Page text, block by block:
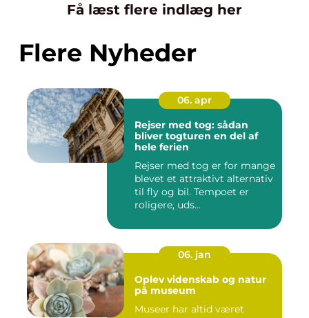
Få læst flere indlæg her
Flere Nyheder
06. apr
Rejser med tog: sådan
bliver togturen en del af
hele ferien
Rejser med tog er for mange
blevet et attraktivt alternativ
til fly og bil. Tempoet er
roligere, uds...
06. jan
Oplev videnskab og natur
på museum
Museer har altid været